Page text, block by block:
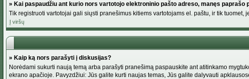
» Kai paspaudžiu ant kurio nors vartotojo elektroninio pašto adreso, manęs paprašo
Tik registruoti vartotojai gali siųsti pranešimus kitiems vartotojams el. paštu, ir tik
Į viršų
» Kaip ką nors parašyti į diskusijas?
Norėdami sukurti naują temą arba parašyti pranešimą paspauskite ant atitinkamo
ekrano apačioje. Pavyzdžiui: Jūs galite kurti naujas temas, Jūs galite dalyvauti